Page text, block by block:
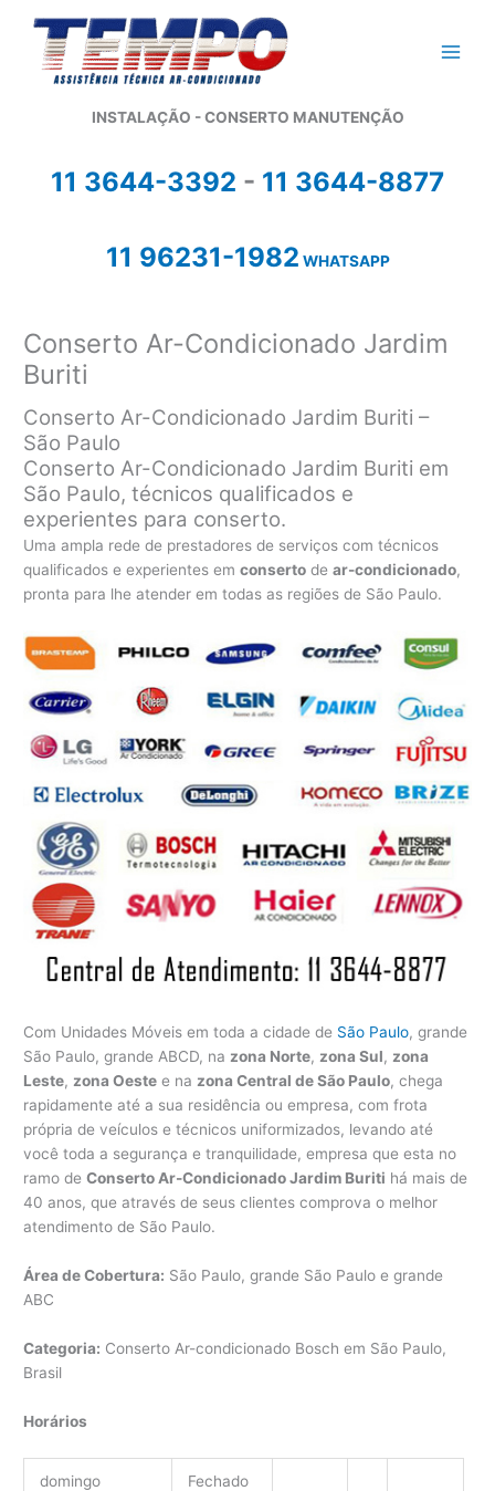
conteúdo
INSTALAÇÃO - CONSERTO MANUTENÇÃO
11 3644-3392 - 11 3644-8877
11 96231-1982 WHATSAPP
Conserto Ar-Condicionado Jardim
Buriti
Conserto Ar-Condicionado Jardim Buriti –
São Paulo
Conserto Ar-Condicionado Jardim Buriti em
São Paulo, técnicos qualificados e
experientes para conserto.
Uma ampla rede de prestadores de serviços com técnicos
qualificados e experientes emconserto dear-condicionado,
pronta para lhe atender em todas as regiões de São Paulo.
Com Unidades Móveis em toda a cidade de São Paulo, grande
São Paulo, grande ABCD, na zona Norte, zona Sul, zona
Leste, zona Oeste e na zona Central de São Paulo, chega
rapidamente até a sua residência ou empresa, com frota
própria de veículos e técnicos uniformizados, levando até
você toda a segurança e tranquilidade, empresa que esta no
ramo deConserto Ar-Condicionado Jardim Buriti há mais de
40 anos, que através de seus clientes comprova o melhor
atendimento de São Paulo.
Área de Cobertura: São Paulo, grande São Paulo e grande
ABC
Categoria: Conserto Ar-condicionado Bosch em São Paulo,
Brasil
Horários
domingo Fechado